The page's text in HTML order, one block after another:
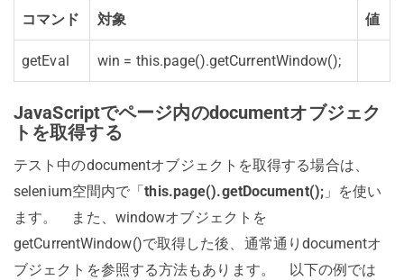
コマンド 対象 値
getEval win = this.page().getCurrentWindow();
JavaScriptでページ内のdocumentオブジェク
トを取得する
テスト中のdocumentオブジェクトを取得する場合は、
selenium空間内で「this.page().getDocument();」を使い
ます。 また、windowオブジェクトを
getCurrentWindow()で取得した後、通常通りdocumentオ
ブジェクトを参照する方法もあります。 以下の例では